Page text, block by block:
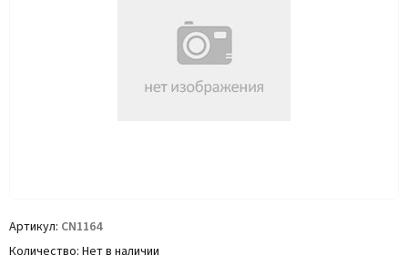
Артикул CN1164
Количество Нет в наличии